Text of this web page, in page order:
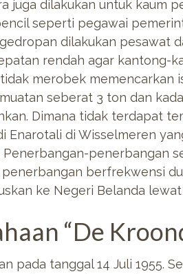
juga dilakukan untuk kaum
seperti pegawai
dilakukan pesawat
rendah agar kantong-
merobek memencarkan
seberat 3 ton dan
Dimana tidak terdapat
Enarotali di Wisselmeren
penerbangan
penerbangan berfrekwensi
ke Negeri Belanda
“De
pada tanggal 14 Juli 1955.